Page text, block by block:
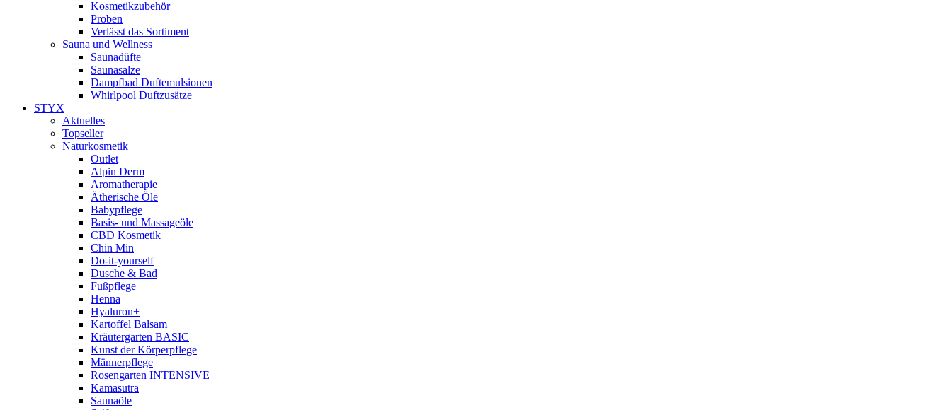
Kosmetikzubehör
Proben
Verlässt das Sortiment
Sauna und Wellness
Saunadüfte
Saunasalze
Dampfbad Duftemulsionen
Whirlpool Duftzusätze
STYX
Aktuelles
Topseller
Naturkosmetik
Outlet
Alpin Derm
Aromatherapie
Ätherische Öle
Babypflege
Basis- und Massageöle
CBD Kosmetik
Chin Min
Do-it-yourself
Dusche & Bad
Fußpflege
Henna
Hyaluron+
Kartoffel Balsam
Kräutergarten BASIC
Kunst der Körperpflege
Männerpflege
Rosengarten INTENSIVE
Kamasutra
Saunaöle